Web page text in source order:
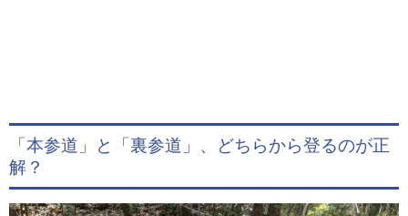
「本参道」と「裏参道」、どちらから登るのが正
解？